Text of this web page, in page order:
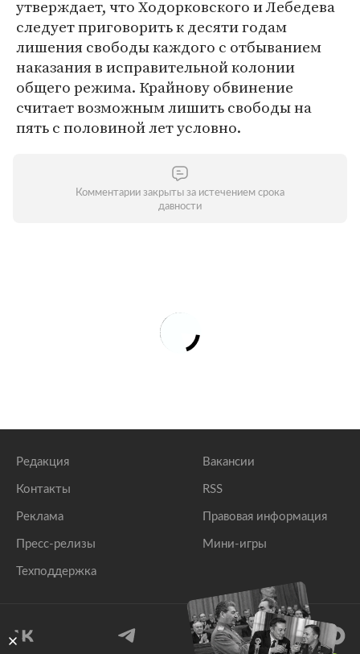
утверждает, что Ходорковского и Лебедева
следует приговорить к десяти годам
лишения свободы каждого с отбыванием
наказания в исправительной колонии
общего режима. Крайнову обвинение
считает возможным лишить свободы на
пять с половиной лет условно.
Комментарии закрыты за истечением срока
давности
Редакция
Контакты
Реклама
Пресс-релизы
Техподдержка
Вакансии
RSS
Правовая информация
Мини-игры